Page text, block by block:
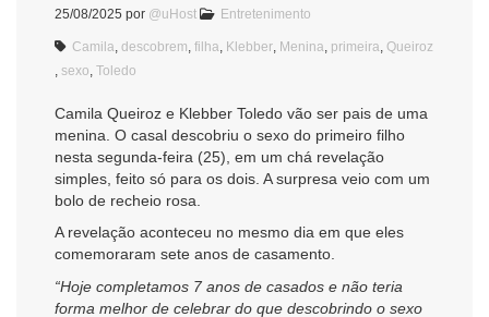
25/08/2025 por @uHost Entretenimento
Camila descobrem filha Klebber Menina primeira Queiroz
sexo Toledo
Camila Queiroz e Klebber Toledo vão ser pais de uma
menina. O casal descobriu o sexo do primeiro filho
nesta segunda-feira (25), em um chá revelação
simples, feito só para os dois. A surpresa veio com um
bolo de recheio rosa.
A revelação aconteceu no mesmo dia em que eles
comemoraram sete anos de casamento.
“Hoje completamos 7 anos de casados e não teria
forma melhor de celebrar do que descobrindo o sexo